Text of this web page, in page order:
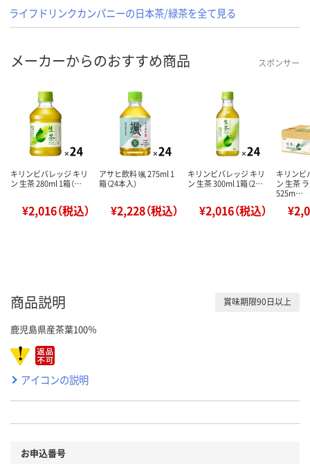
ライフドリンクカンパニーの日本茶/緑茶を全て見る
メーカーからのおすすめ商品 スポンサー
キリンビバレッジ キリ
ン 生茶 280ml 1箱（…
¥2,016（税込）
アサヒ飲料 颯 275ml 1
箱（24本入）
¥2,228（税込）
キリンビバレッジ キリ
ン 生茶 300ml 1箱（2…
¥2,016（税込）
キリンビ
ン 生茶
525m…
商品説明 賞味期限90日以上
鹿児島県産茶葉100％
アイコンの説明
お申込番号